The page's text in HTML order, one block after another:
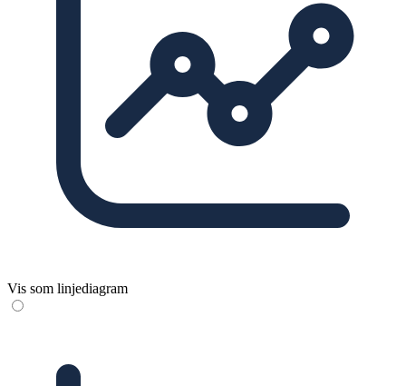
Vis som linjediagram